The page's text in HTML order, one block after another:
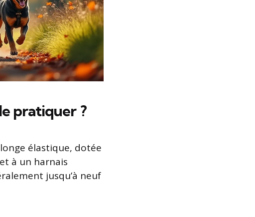
pratiquer ?
élastique, dotée
à un harnais
jusqu’à neuf